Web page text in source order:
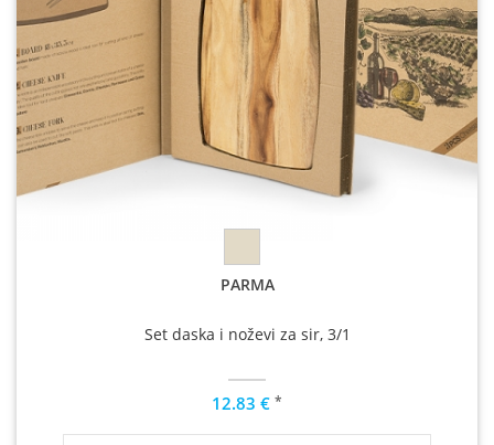
PARMA
Set daska i noževi za sir, 3/1
12.83 € *